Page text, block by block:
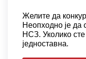
Желите да
Неопходно је да
НСЗ. Уколико
једноставна.